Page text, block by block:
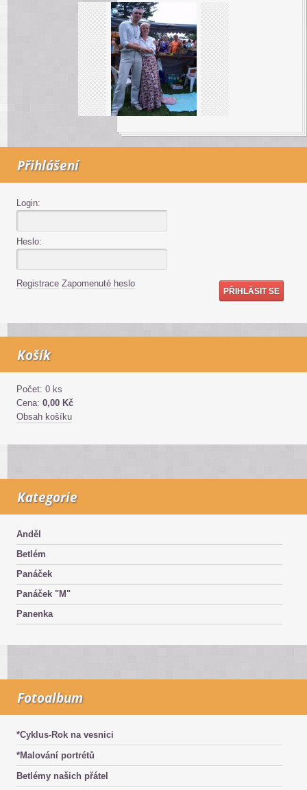
Přihlášení
Login:
Heslo:
Registrace Zapomenuté heslo
Košík
Počet: 0 ks
Cena: 0,00 Kč
Obsah košíku
Kategorie
Anděl
Betlém
Panáček
Panáček "M"
Panenka
Fotoalbum
*Cyklus-Rok na vesnici
*Malování portrétů
Betlémy našich přátel